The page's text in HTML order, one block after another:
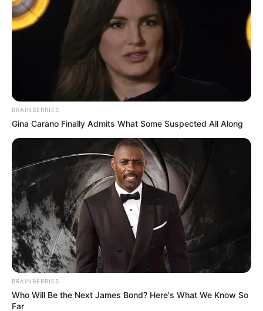
BRAINBERRIES
Gina Carano Finally Admits What Some Suspected All Along
BRAINBERRIES
Who Will Be the Next James Bond? Here's What We Know So
Far